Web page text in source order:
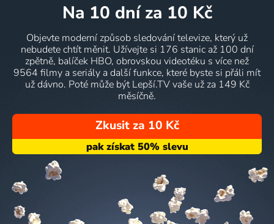
na 10 dní za 10 Kč
Objevte moderní způsob sledování televize, který už
nebudete chtít měnit. Užívejte si 176 stanic až 100 dní
zpětně, balíček HBO, obrovskou videotéku s více než
9564 filmy a seriály a další funkce, které byste si přáli mít
už dávno. Poté může být Lepší.TV vaše už za 149 Kč
měsíčně.
Zkusit za 10 Kč